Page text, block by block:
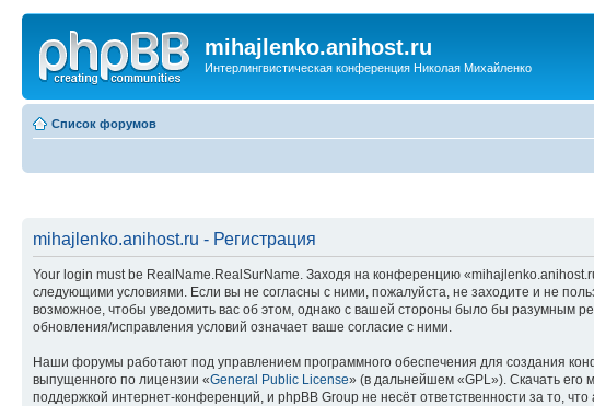
mihajlenko.anihost.ru
Интерлингвистическая конференция Николая Михайленко
Список форумов
mihajlenko.anihost.ru - Регистрация
Your login must be RealName.RealSurName. Заходя на конференцию
следующими условиями. Если вы не согласны с ними, пожалуйста, не заходите и не
возможное, чтобы уведомить вас об этом, однако с вашей стороны было бы разумным
обновления/исправления условий означает ваше согласие с ними.
Наши форумы работают под управлением программного обеспечения для создания
выпущенного по лицензии «General Public License» (в дальнейшем «GPL»). Скачать его
поддержкой интернет-конференций, и phpBB Group не несёт ответственности за то,